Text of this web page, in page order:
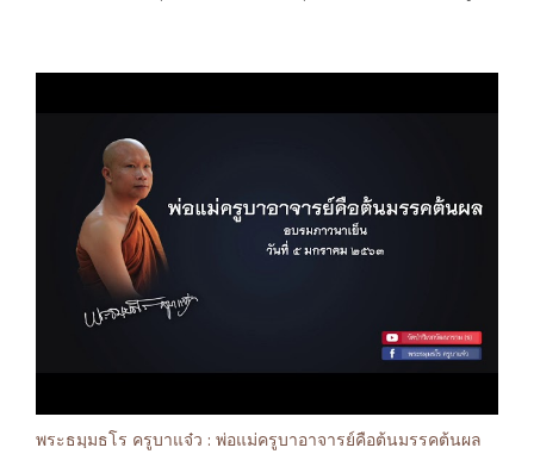
พระธมฺมธโร ครูบาแจ๋ว : พ่อแม่ครูบาอาจารย์คือต้นมรรคต้นผล